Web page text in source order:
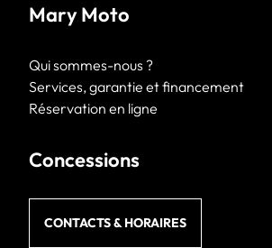
Mary Moto
Qui sommes-nous ?
Services, garantie et financement
Réservation en ligne
Concessions
CONTACTS & HORAIRES